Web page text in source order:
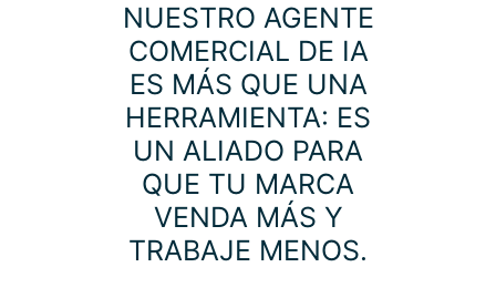
NUESTRO AGENTE
COMERCIAL DE IA
ES MÁS QUE UNA
HERRAMIENTA: ES
UN ALIADO PARA
QUE TU MARCA
VENDA MÁS Y
TRABAJE MENOS.